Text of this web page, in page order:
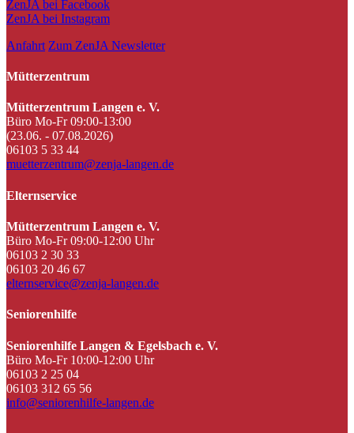
ZenJA bei Facebook
ZenJA bei Instagram
Anfahrt Zum ZenJA Newsletter
Mütterzentrum
Mütterzentrum Langen e. V.
Büro Mo-Fr 09:00-13:00
(23.06. - 07.08.2026)
06103 5 33 44
muetterzentrum@zenja-langen.de
Elternservice
Mütterzentrum Langen e. V.
Büro Mo-Fr 09:00-12:00 Uhr
06103 2 30 33
06103 20 46 67
elternservice@zenja-langen.de
Seniorenhilfe
Seniorenhilfe Langen & Egelsbach e. V.
Büro Mo-Fr 10:00-12:00 Uhr
06103 2 25 04
06103 312 65 56
info@seniorenhilfe-langen.de